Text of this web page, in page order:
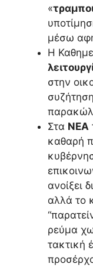
«
μέσω
Η
στην
Στα ΝΕΑ
καθαρή
ανοίξει
αλλά το
ρεύμα
τακτική